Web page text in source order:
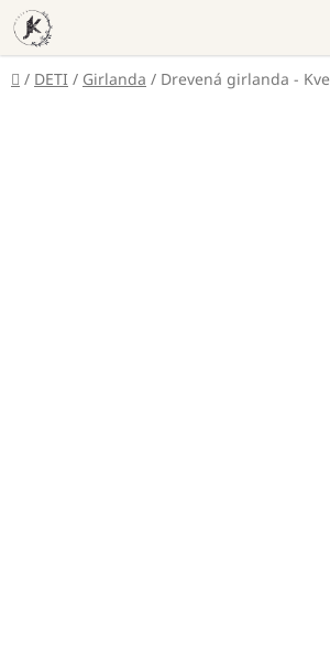
Prejsť
na
obsah
Domov
/ DETI / Girlanda / Drevená girlanda -